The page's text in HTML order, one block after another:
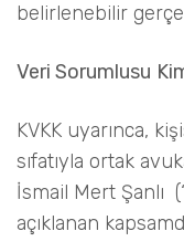
belirlenebilir
Veri Sorumlusu
KVKK uyarınca,
sıfatıyla ortak
İsmail Mert Şanlı
açıklanan